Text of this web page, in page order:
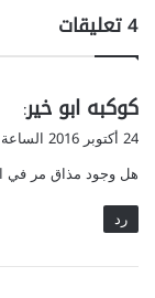
‫4 تعليقات
ي
ق
ل
كوكبه ابو خير:
24 أكتوبر 2016 الساعة 7:55 ص
هل وجود مذاق مر في
رد